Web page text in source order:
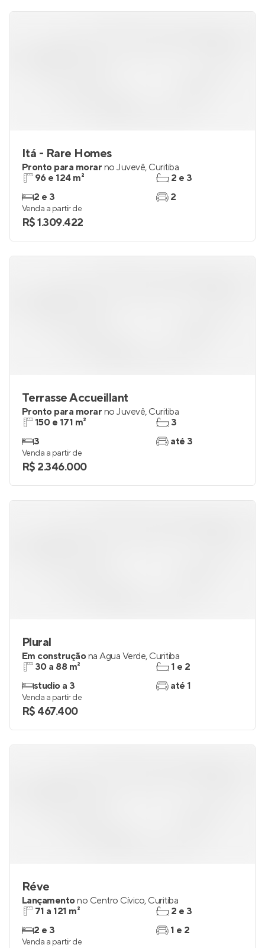
Itá - Rare Homes
Pronto para morar no Juvevê, Curitiba
96 e 124 m²
2 e 3
2 e 3
2
Venda a partir de
R$ 1.309.422
Terrasse Accueillant
Pronto para morar no Juvevê, Curitiba
150 e 171 m²
3
3
até 3
Venda a partir de
R$ 2.346.000
Plural
Em construçãona Água Verde, Curitiba
30 a 88 m²
studio a 3
1 e 2
até 1
Venda a partir de
R$ 467.400
Réve
Lançamentono Centro Cívico, Curitiba
71 a 121 m²
2 e 3
2 e 3
1 e 2
Venda a partir de